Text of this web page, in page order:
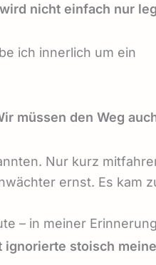
nicht einfach nur
ich innerlich um ein
müssen den Weg
Nur kurz
ernst. Es kam
– in meiner
ignorierte stoisch